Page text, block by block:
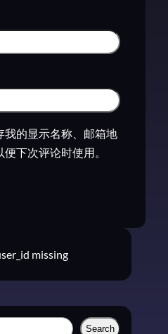
我的显示名称、邮箱地
下次评论时使用。
missing
Search